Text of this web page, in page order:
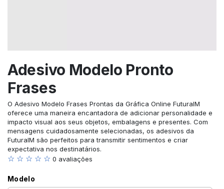
Adesivo Modelo Pronto
Frases
O Adesivo Modelo Frases Prontas da Gráfica Online FuturaIM
oferece uma maneira encantadora de adicionar personalidade e
impacto visual aos seus objetos, embalagens e presentes. Com
mensagens cuidadosamente selecionadas, os adesivos da
FuturaIM são perfeitos para transmitir sentimentos e criar
expectativa nos destinatários.
☆ ☆ ☆ ☆ ☆ 0 avaliações
Modelo